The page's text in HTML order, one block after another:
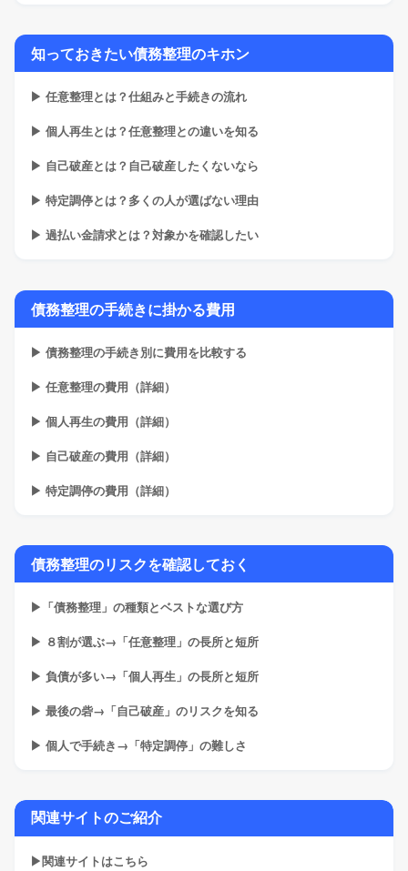
知っておきたい債務整理のキホン
▶ 任意整理とは？仕組みと手続きの流れ
▶ 個人再生とは？任意整理との違いを知る
▶ 自己破産とは？自己破産したくないなら
▶ 特定調停とは？多くの人が選ばない理由
▶ 過払い金請求とは？対象かを確認したい
債務整理の手続きに掛かる費用
▶ 債務整理の手続き別に費用を比較する
▶ 任意整理の費用（詳細）
▶ 個人再生の費用（詳細）
▶ 自己破産の費用（詳細）
▶ 特定調停の費用（詳細）
債務整理のリスクを確認しておく
▶「債務整理」の種類とベストな選び方
▶ ８割が選ぶ→「任意整理」の長所と短所
▶ 負債が多い→「個人再生」の長所と短所
▶ 最後の砦→「自己破産」のリスクを知る
▶ 個人で手続き→「特定調停」の難しさ
関連サイトのご紹介
▶関連サイトはこちら